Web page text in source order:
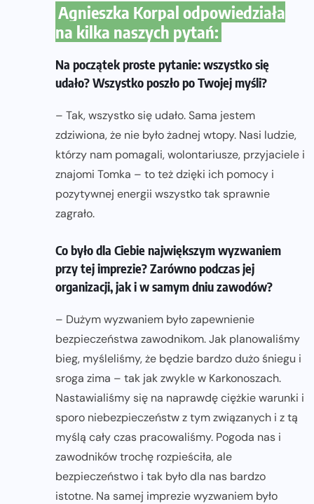
Agnieszka Korpal odpowiedziała
na kilka naszych pytań:
Na początek proste pytanie: wszystko się
udało? Wszystko poszło po Twojej myśli?
– Tak, wszystko się udało. Sama jestem
zdziwiona, że nie było żadnej wtopy. Nasi ludzie,
którzy nam pomagali, wolontariusze, przyjaciele i
znajomi Tomka – to też dzięki ich pomocy i
pozytywnej energii wszystko tak sprawnie
zagrało.
Co było dla Ciebie największym wyzwaniem
przy tej imprezie? Zarówno podczas jej
organizacji, jak i w samym dniu zawodów?
– Dużym wyzwaniem było zapewnienie
bezpieczeństwa zawodnikom. Jak planowaliśmy
bieg, myśleliśmy, że będzie bardzo dużo śniegu i
sroga zima – tak jak zwykle w Karkonoszach.
Nastawialiśmy się na naprawdę ciężkie warunki i
sporo niebezpieczeństw z tym związanych i z tą
myślą cały czas pracowaliśmy. Pogoda nas i
zawodników trochę rozpieściła, ale
bezpieczeństwo i tak było dla nas bardzo
istotne. Na samej imprezie wyzwaniem było